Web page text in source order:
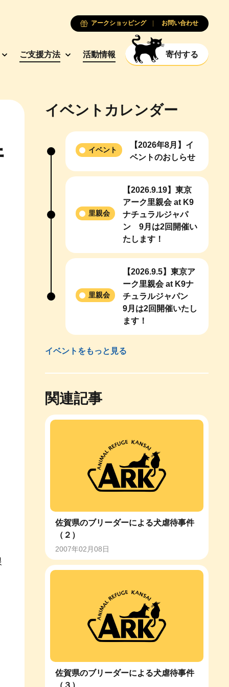
ご支援方法 活動情報 寄付する
アークショッピング お問い合わせ
イベントカレンダー
【2026年8月】イ
ベントのおしらせ
イベント
【2026.9.19】東京
アーク里親会 at K9
ナチュラルジャパ
ン 9月は2回開催い
たします！
里親会
【2026.9.5】東京ア
ーク里親会 at K9ナ
チュラルジャパン
9月は2回開催いたし
ます！
里親会
イベントをもっと見る
関連記事
佐賀県のブリーダーによる犬虐待事件
（２）
2007年02月08日
佐賀県のブリーダーによる犬虐待事件
（３）